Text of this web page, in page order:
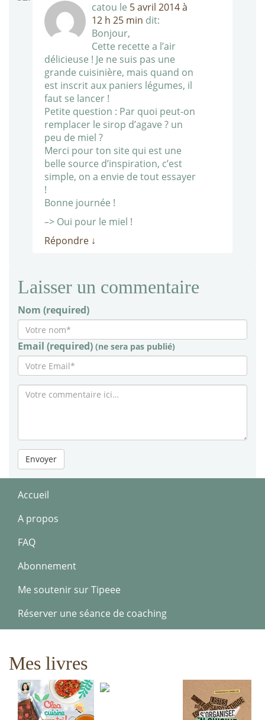
catou le 5 avril 2014 à
12 h 25 min dit:
Bonjour,
Cette recette a l’air
délicieuse ! Je ne suis pas une
grande cuisinière, mais quand on
est inscrit aux paniers légumes, il
faut se lancer !
Petite question : Par quoi peut-on
remplacer le sirop d’agave ? un
peu de miel ?
Merci pour ton site qui est une
belle source d’inspiration, c’est
simple, on a envie de tout essayer
!
Bonne journée !
–> Oui pour le miel !
Répondre ↓
Laisser un commentaire
Nom (required)
Email (required) (ne sera pas publié)
Envoyer
Accueil
A propos
FAQ
Abonnement
Me soutenir sur Tipeee
Réserver une séance de coaching
Mes livres